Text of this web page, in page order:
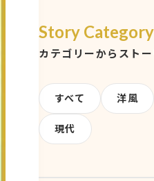
Story Category
カテゴリーからスト
すべて 洋風
現代